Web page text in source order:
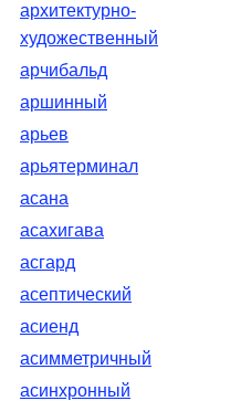
архитектурно-
художественный
арчибальд
аршинный
арьев
арьятерминал
асана
асахигава
асгард
асептический
асиенд
асимметричный
асинхронный